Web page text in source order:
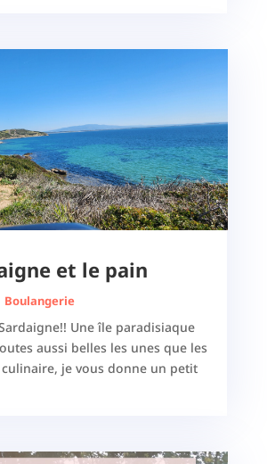
et le pain
Boulangerie
Une île paradisiaque
aussi belles les unes que les
je vous donne un petit